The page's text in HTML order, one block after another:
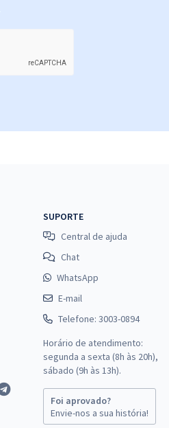
SUPORTE
Central de ajuda
Chat
WhatsApp
E-mail
Telefone: 3003-0894
Horário de atendimento:
segunda a sexta (8h às 20h),
sábado (9h às 13h).
Foi aprovado?
Envie-nos a sua história!